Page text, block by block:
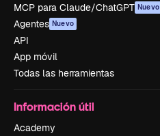
MCP para Claude/ChatGPT Nuevo
Agentes Nuevo
API
App móvil
Todas las herramientas
Información útil
Academy